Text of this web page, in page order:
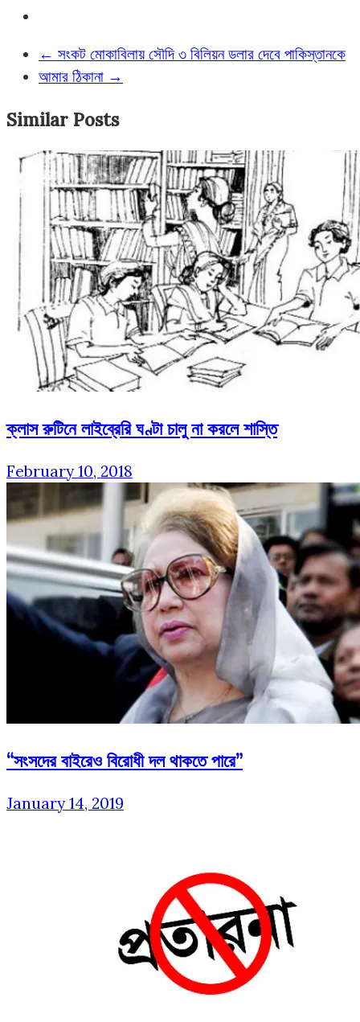
← সংকট মোকাবিলায় সৌদি ৩ বিলিয়ন ডলার দেবে পাকিস্তানকে
আমার ঠিকানা →
Similar Posts
ক্লাস রুটিনে লাইব্রেরি ঘণ্টা চালু না করলে শাস্তি
February 10, 2018
“সংসদের বাইরেও বিরোধী দল থাকতে পারে”
January 14, 2019